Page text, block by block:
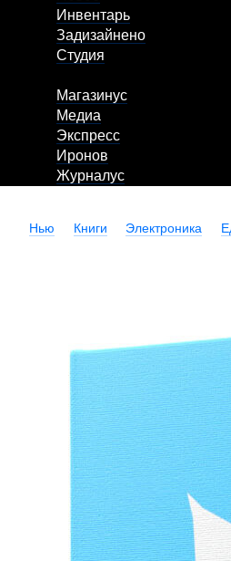
Инвентарь
Задизайнено
Студия
Магазинус
Медиа
Экспресс
Иронов
Журналус
Нью Книги Электроника